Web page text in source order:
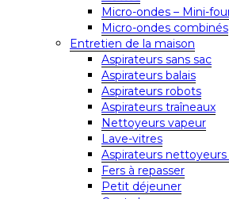
Micro-ondes – Mini-
Micro-ondes combinés
Entretien de la maison
Aspirateurs sans sac
Aspirateurs balais
Aspirateurs robots
Aspirateurs traîneaux
Nettoyeurs vapeur
Lave-vitres
Aspirateurs nettoyeurs
Fers à repasser
Petit déjeuner